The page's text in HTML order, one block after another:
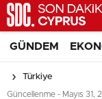
GÜNDEM
Türkiye
Güncellenme - Mayıs 31,